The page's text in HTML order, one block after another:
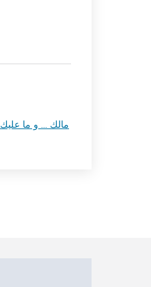
Financial Literacy for Youth - مالك ... و ما عليك